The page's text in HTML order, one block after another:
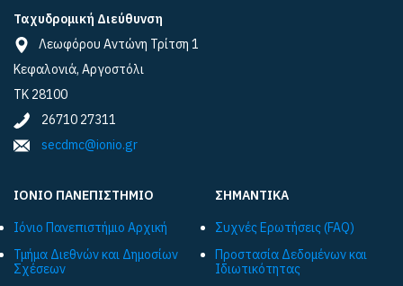
Ταχυδρομική Διεύθυνση
Λεωφόρου Αντώνη Τρίτση 1
Κεφαλονιά, Αργοστόλι
ΤΚ 28100
26710 27311
secdmc@ionio.gr
ΙΟΝΙΟ ΠΑΝΕΠΙΣΤΗΜΙΟ
Ιόνιο Πανεπιστήμιο Αρχική
Τμήμα Διεθνών και Δημοσίων
Σχέσεων
ΣΗΜΑΝΤΙΚΑ
Συχνές Ερωτήσεις (FAQ)
Προστασία Δεδομένων και
Ιδιωτικότητας